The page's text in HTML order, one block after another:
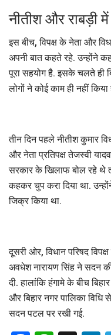
नीतीश और राबड़ी
इस बीच, विपक्ष के नेता और
अपनी बात कहते रहे. उन्होंने
पूरा सहयोग है. इसके चलते ही
लोगों ने कोई काम ही नहीं
तीन दिन पहले नीतीश कुमार
और नेता प्रतिपक्ष तेजस्वी
सरकार के खिलाफ बोल रहे थे
कहकर चुप करा दिया था.
जिक्र किया था.
दूसरी ओर, विधान परिषद
अवधेश नारायण सिंह ने सदन
दी. हालांकि हंगामे के बीच
और बिहार नगर पालिका
सदन पटल पर रखी गई.